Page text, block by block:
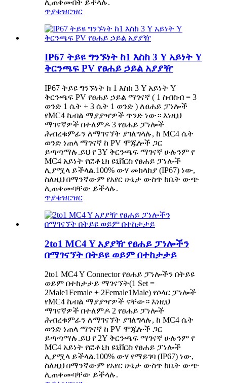
ሊጠቀሙበት ይችላሉ.
ጥያቄዝርዝር
IP67 ትይዩ ግንኙነት ከ1 እስከ 3 Y አይነት Y
ቅርንጫፍ PV የፀሐይ ኃይል አያያዥ
IP67 ትይዩ ግንኙነት ከ 1 እስከ 3 Y አይነት Y
ቅርንጫፍ PV የፀሐይ ኃይል ማገናኛ ( 1 ስብስብ = 3
ወንድ 1 ሴት + 3 ሴት 1 ወንድ ) ለፀሐይ ፓነሎች
የMC4 ኬብል ማያያዣዎች ጥንድ ነው። እነዚህ
ማገናኛዎች በተለምዶ 3 የፀሐይ ፓነሎች
ሕብረቁምፊን ለማገናኘት ያገለግላሉ, ከ MC4 ሴት
ወንድ ነጠላ ማገናኛ ከ PV ሞጁሎች ጋር
ይጣጣማሉ.ይህ የ 3Y ቅርንጫፍ ማገናኛ ሁሉንም የ
MC4 አይነት የፎቶኒክ ዩኒቨርስ የፀሐይ ፓነሎች
ሊያሟላ ይችላል.100% ውሃ መከላከያ (IP67) ነው,
ስለዚህ በማንኛውም የአየር ሁኔታ ውስጥ ከቤት ውጭ
ሊጠቀሙባቸው ይችላሉ.
ጥያቄዝርዝር
2to1 MC4 Y አያያዥ የፀሐይ ፓነሎችን
በማገናኘት በትይዩ ወይም በተከታታይ
2to1 MC4 Y Connector የፀሐይ ፓነሎችን በትይዩ
ወይም በተከታታይ ማገናኘት(1 Set =
2Male1Female + 2Female1Male) የሶላር ፓነሎች
የMC4 ኬብል ማያያዣዎች ናቸው። እነዚህ
ማገናኛዎች በተለምዶ 2 የፀሐይ ፓነሎች
ሕብረቁምፊን ለማገናኘት ያገለግላሉ, ከ MC4 ሴት
ወንድ ነጠላ ማገናኛ ከ PV ሞጁሎች ጋር
ይጣጣማሉ.ይህ የ 2Y ቅርንጫፍ ማገናኛ ሁሉንም የ
MC4 አይነት የፎቶኒክ ዩኒቨርስ የፀሐይ ፓነሎች
ሊያሟላ ይችላል.100% ውሃ የማይገባ (IP67) ነው,
ስለዚህ በማንኛውም የአየር ሁኔታ ውስጥ ከቤት ውጭ
ሊጠቀሙባቸው ይችላሉ.